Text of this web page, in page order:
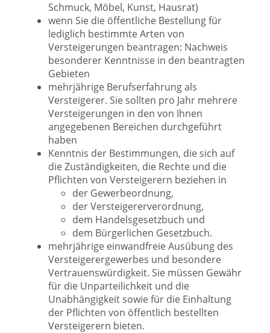
Schmuck, Möbel, Kunst, Hausrat)
wenn Sie die öffentliche Bestellung für
lediglich bestimmte Arten von
Versteigerungen beantragen: Nachweis
besonderer Kenntnisse in den beantragten
Gebieten
mehrjährige Berufserfahrung als
Versteigerer. Sie sollten pro Jahr mehrere
Versteigerungen in den von Ihnen
angegebenen Bereichen durchgeführt
haben
Kenntnis der Bestimmungen, die sich auf
die Zuständigkeiten, die Rechte und die
Pflichten von Versteigerern beziehen in
der Gewerbeordnung,
der Versteigererverordnung,
dem Handelsgesetzbuch und
dem Bürgerlichen Gesetzbuch.
mehrjährige einwandfreie Ausübung des
Versteigerergewerbes und besondere
Vertrauenswürdigkeit. Sie müssen Gewähr
für die Unparteilichkeit und die
Unabhängigkeit sowie für die Einhaltung
der Pflichten von öffentlich bestellten
Versteigerern bieten.